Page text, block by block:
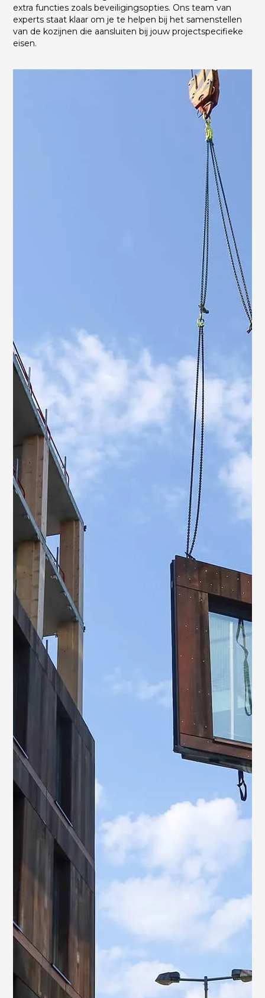
extra functies zoals beveiligingsopties. Ons team van
experts staat klaar om je te helpen bij het samenstellen
van de kozijnen die aansluiten bij jouw projectspecifieke
eisen.